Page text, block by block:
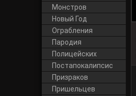
Монстров
Новый Год
Ограбления
Пародия
Полицейских
Постапокалипсис
Призраков
Пришельцев